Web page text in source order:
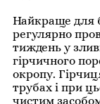
Найкраще для
регулярно
тиждень у
гірчичного
окропу.
трубах і при
чистим